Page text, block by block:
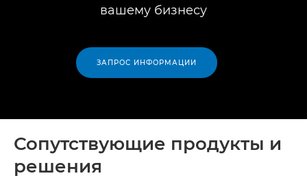
вашему бизнесу
ЗАПРОС ИНФОРМАЦИИ
Сопутствующие продукты и
решения